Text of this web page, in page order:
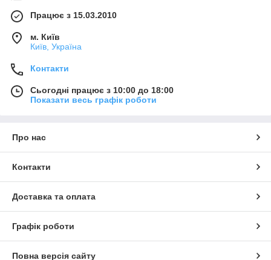
Працює з 15.03.2010
м. Київ
Київ, Україна
Контакти
Сьогодні працює з 10:00 до 18:00
Показати весь графік роботи
Про нас
Контакти
Доставка та оплата
Графік роботи
Повна версія сайту